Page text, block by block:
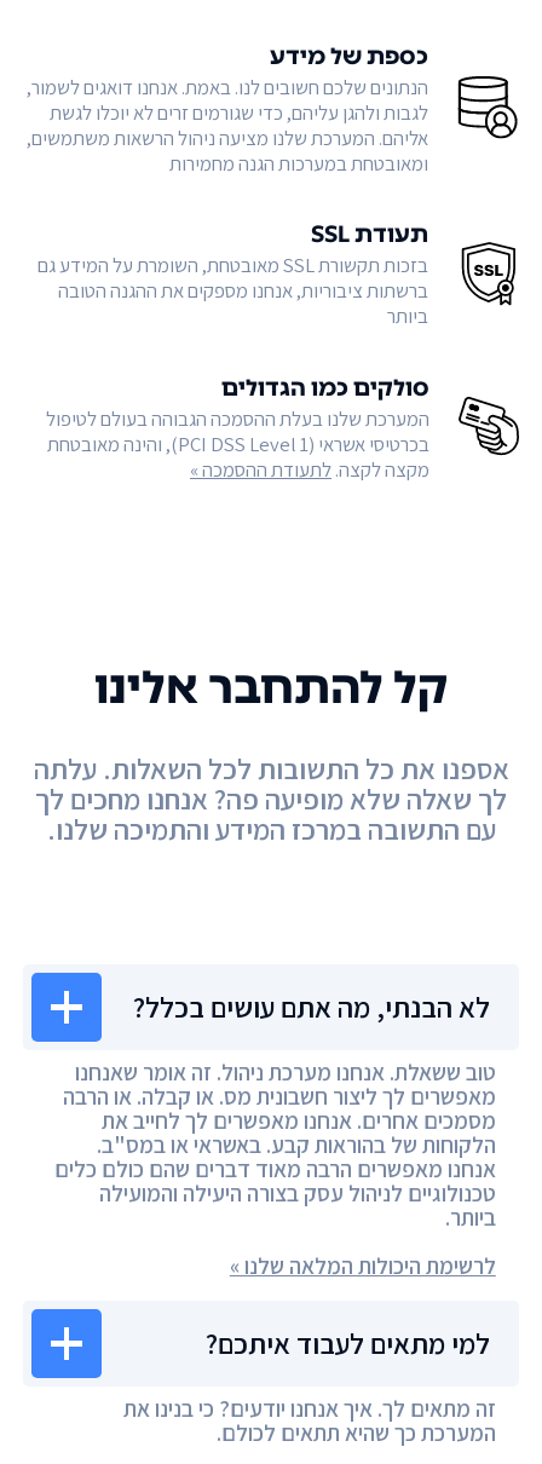
כספת של מידע
הנתונים שלכם חשובים לנו. באמת. אנחנו דואגים לשמור,
לגבות ולהגן עליהם, כדי שגורמים זרים לא יוכלו לגשת
אליהם. המערכת שלנו מציעה ניהול הרשאות משתמשים,
ומאובטחת במערכות הגנה מחמירות
תעודת SSL
בזכות תקשורת SSL מאובטחת, השומרת על המידע גם
ברשתות ציבוריות, אנחנו מספקים את ההגנה הטובה
ביותר
סולקים כמו הגדולים
המערכת שלנו בעלת ההסמכה הגבוהה בעולם לטיפול
בכרטיסי אשראי (PCI DSS Level 1), והינה מאובטחת
מקצה לקצה.לתעודת ההסמכה »
לא הבנתי, מה אתם עושים בכלל?
טוב ששאלת. אנחנו מערכת ניהול. זה אומר שאנחנו
מאפשרים לך ליצור חשבונית מס. או קבלה. או הרבה
מסמכים אחרים. אנחנו מאפשרים לך לחייב את
הלקוחות של בהוראות קבע. באשראי או במס"ב.
אנחנו מאפשרים הרבה מאוד דברים שהם כולם כלים
טכנולוגיים לניהול עסק בצורה היעילה והמועילה
ביותר.
לרשימת היכולות המלאה שלנו »
למי מתאים לעבוד איתכם?
זה מתאים לך. איך אנחנו יודעים? כי בנינו את
המערכת כך שהיא תתאים לכולם.
קל להתחבר אלינו
אספנו את כל התשובות לכל השאלות. עלתה
לך שאלה שלא מופיעה פה? אנחנו מחכים לך
עם התשובה במרכז המידע והתמיכה שלנו.